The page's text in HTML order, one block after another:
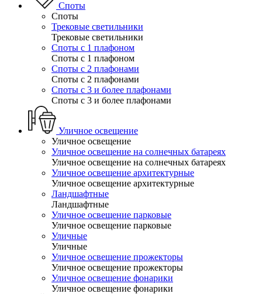
Споты
Споты
Трековые светильники
Трековые светильники
Споты с 1 плафоном
Споты с 1 плафоном
Споты с 2 плафонами
Споты с 2 плафонами
Споты с 3 и более плафонами
Споты с 3 и более плафонами
Уличное освещение
Уличное освещение
Уличное освещение на солнечных батареях
Уличное освещение на солнечных батареях
Уличное освещение архитектурные
Уличное освещение архитектурные
Ландшафтные
Ландшафтные
Уличное освещение парковые
Уличное освещение парковые
Уличные
Уличные
Уличное освещение прожекторы
Уличное освещение прожекторы
Уличное освещение фонарики
Уличное освещение фонарики